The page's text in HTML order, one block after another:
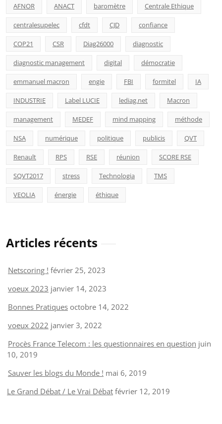
AFNOR ANACT baromètre Centrale Ethique
centralesupelec cfdt CJD confiance
COP21 CSR Diag26000 diagnostic
diagnostic management digital démocratie
emmanuel macron engie FBI formitel IA
INDUSTRIE Label LUCIE lediag.net Macron
management MEDEF mind mapping méthode
NSA numérique politique publicis QVT
Renault RPS RSE réunion SCORE RSE
SQVT2017 stress Technologia TMS
VEOLIA énergie éthique
Articles récents
Netscoring ! février 25, 2023
voeux 2023 janvier 14, 2023
Bonnes Pratiques octobre 14, 2022
voeux 2022 janvier 3, 2022
Procès France Telecom : les questionnaires en question juin
10, 2019
Sauver les blogs du Monde ! mai 6, 2019
Le Grand Débat / Le Vrai Débat février 12, 2019